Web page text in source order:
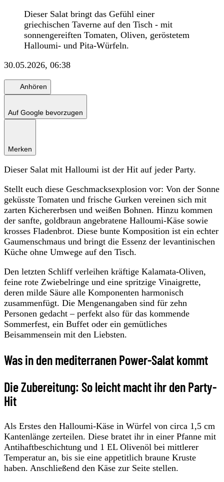
Dieser Salat bringt das Gefühl einer
griechischen Taverne auf den Tisch - mit
sonnengereiften Tomaten, Oliven, geröstetem
Halloumi- und Pita-Würfeln.
30.05.2026, 06:38
Anhören
Auf Google bevorzugen
Merken
Dieser Salat mit Halloumi ist der Hit auf jeder Party.
Stellt euch diese Geschmacksexplosion vor: Von der Sonne
geküsste Tomaten und frische Gurken vereinen sich mit
zarten Kichererbsen und weißen Bohnen. Hinzu kommen
der sanfte, goldbraun angebratene Halloumi-Käse sowie
krosses Fladenbrot. Diese bunte Komposition ist ein echter
Gaumenschmaus und bringt die Essenz der levantinischen
Küche ohne Umwege auf den Tisch.
Den letzten Schliff verleihen kräftige Kalamata-Oliven,
feine rote Zwiebelringe und eine spritzige Vinaigrette,
deren milde Säure alle Komponenten harmonisch
zusammenfügt. Die Mengenangaben sind für zehn
Personen gedacht – perfekt also für das kommende
Sommerfest, ein Buffet oder ein gemütliches
Beisammensein mit den Liebsten.
Was in den mediterranen Power-Salat kommt
Die Zubereitung: So leicht macht ihr den Party-
Hit
Als Erstes den Halloumi-Käse in Würfel von circa 1,5 cm
Kantenlänge zerteilen. Diese bratet ihr in einer Pfanne mit
Antihaftbeschichtung und 1 EL Olivenöl bei mittlerer
Temperatur an, bis sie eine appetitlich braune Kruste
haben. Anschließend den Käse zur Seite stellen.